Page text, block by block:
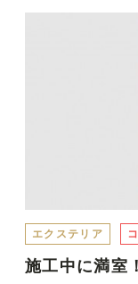
エクステリア
施工中に満室